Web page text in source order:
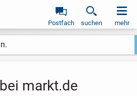
Postfach suchen mehr
markt.de